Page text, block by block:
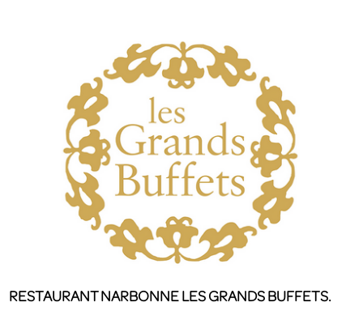
RESTAURANT NARBONNE LES GRANDS BUFFETS.